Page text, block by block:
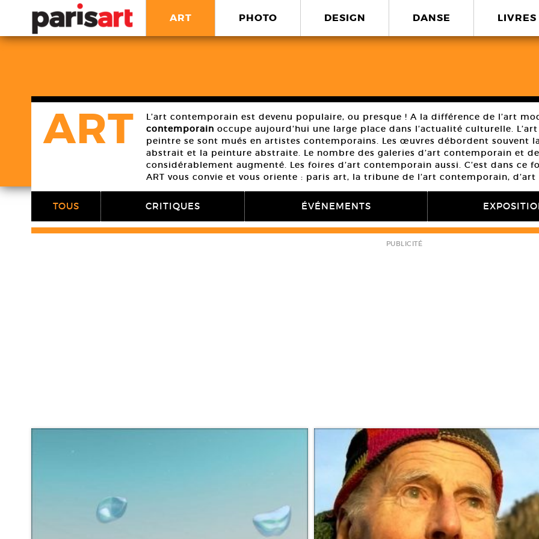
ART PHOTO DESIGN DANSE LIVRES
ART L’art contemporain est devenu populaire, ou presque ! A la différence de l’art
contemporain occupe aujourd’hui une large place dans l’actualité culturelle.
peintre se sont mués en artistes contemporains. Les œuvres débordent souvent
abstrait et la peinture abstraite. Le nombre des galeries d’art contemporain et
considérablement augmenté. Les foires d’art contemporain aussi. C’est dans ce
ART vous convie et vous oriente : paris art, la tribune de l’art contemporain,
TOUS CRITIQUES ÉVÉNEMENTS
PUBLICITÉ